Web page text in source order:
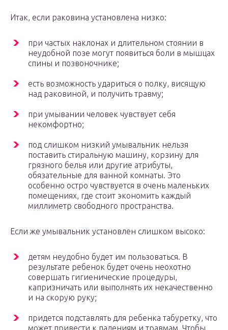
Итак, если раковина установлена низко:
при частых наклонах и длительном стоянии в
неудобной позе могут появиться боли в мышцах
спины и позвоночнике;
есть возможность удариться о полку, висящую
над раковиной, и получить травму;
при умывании человек чувствует себя
некомфортно;
под слишком низкий умывальник нельзя
поставить стиральную машину, корзину для
грязного белья или другие атрибуты,
обязательные для ванной комнаты. Это
особенно остро чувствуется в очень маленьких
помещениях, где стоит экономить каждый
миллиметр свободного пространства.
Если же умывальник установлен слишком высоко:
детям неудобно будет им пользоваться. В
результате ребенок будет очень неохотно
совершать гигиенические процедуры,
капризничать или выполнять их некачественно
и на скорую руку;
придется подставлять для ребенка табуретку, что
может привести к падениям и травмам. Чтобы